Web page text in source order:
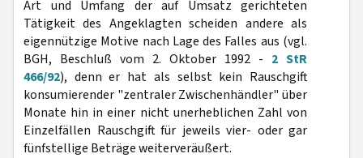
Art und Umfang der auf Umsatz gerichteten
Tätigkeit des Angeklagten scheiden andere als
eigennützige Motive nach Lage des Falles aus (vgl.
BGH, Beschluß vom 2. Oktober 1992 - 2 StR
466/92), denn er hat als selbst kein Rauschgift
konsumierender "zentraler Zwischenhändler" über
Monate hin in einer nicht unerheblichen Zahl von
Einzelfällen Rauschgift für jeweils vier- oder gar
fünfstellige Beträge weiterveräußert.